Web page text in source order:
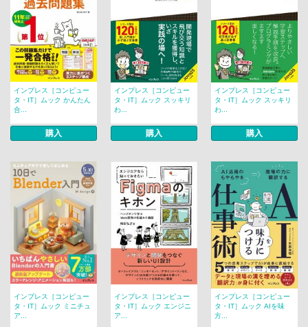
インプレス［コンピュー
タ・IT］ムック かんたん
合...
購入
インプレス［コンピュー
タ・IT］ムック スッキリ
わ...
購入
インプレス［コンピュー
タ・IT］ムック スッキリ
わ...
購入
インプレス［コンピュー
タ・IT］ムック ミニチュ
ア...
インプレス［コンピュー
タ・IT］ムック エンジニ
ア...
インプレス［コンピュー
タ・IT］ムック AIを味
方...